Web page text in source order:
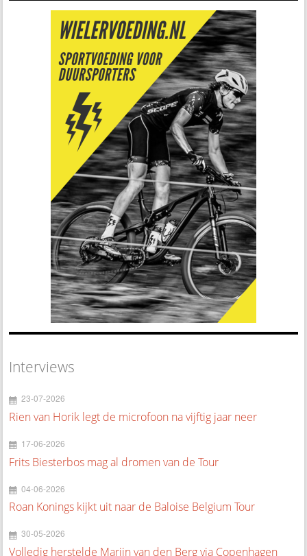
Interviews
23-07-2026
Rien van Horik legt de microfoon na vijftig jaar neer
17-06-2026
Frits Biesterbos mag al dromen van de Tour
04-06-2026
Roan Konings kijkt uit naar de Baloise Belgium Tour
30-05-2026
Volledig herstelde Marijn van den Berg via Copenhagen